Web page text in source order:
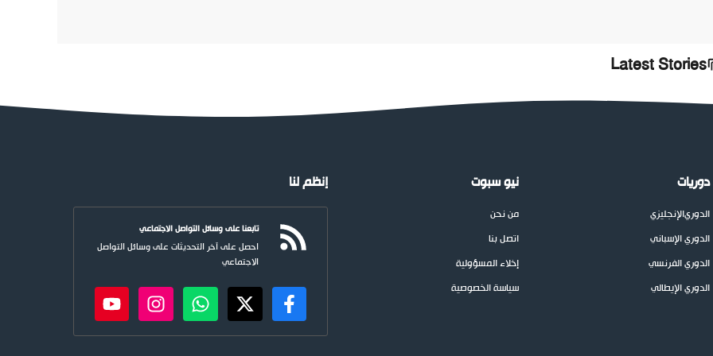
Latest Stories
دوريات
الدوريالإنجليزي
الدوري الإسباني
الدوري الفرنسي
الدوري الإيطالي
نيو سبوت
من نحن
اتصل بنا
إخلاء المسؤولية
سياسة الخصوصية
إنظم لنا
تابعنا على وسائل التواصل الاجتماعي
احصل على آخر التحديثات على وسائل التواصل
الاجتماعي